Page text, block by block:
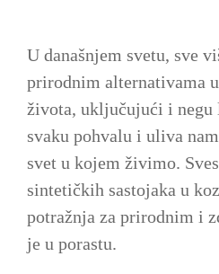
U današnjem svetu, sve
prirodnim alternativama
života, uključujući i negu
svaku pohvalu i uliva
svet u kojem živimo.
sintetičkih sastojaka u
potražnja za prirodnim i
je u porastu.